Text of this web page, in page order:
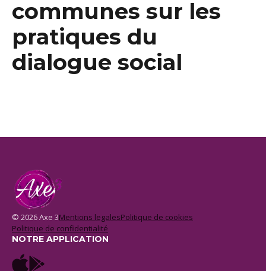
communes sur les
pratiques du
dialogue social
© 2026 Axe 3Mentions legalesPolitique de cookies
Politique de confidentialité
NOTRE APPLICATION